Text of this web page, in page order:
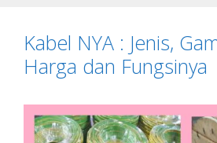
Kabel NYA : Jenis,
Harga dan Fungsinya